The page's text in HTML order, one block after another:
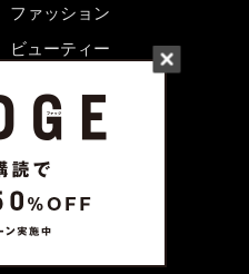
ファッション
ビューティー
ライフスタイル